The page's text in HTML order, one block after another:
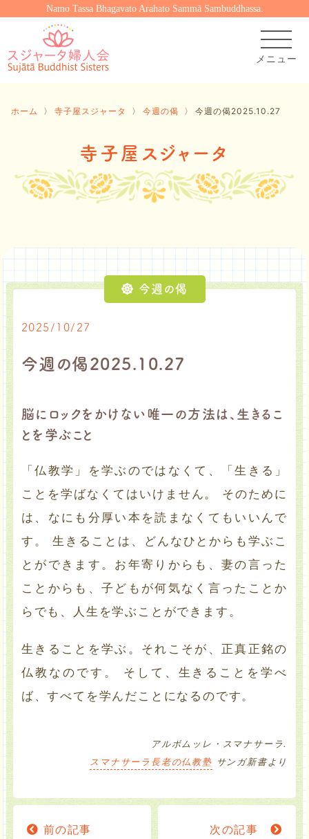
Namo Tassa Bhagavato Arahato Sammā Sambuddhassa.
ホーム 〉 寺子屋スジャータ 〉 今週の偈 〉 今週の偈2025.10.27
寺子屋スジャータ
2025/10/27
今週の偈
今週の偈2025.10.27
脳にロックをかけない唯一の方法は、生きるこ
とを学ぶこと
「仏教学」を学ぶのではなくて、「生きる」
ことを学ばなくてはいけません。 そのために
は、なにも分厚い本を読まなくてもいいんで
す。 生きることは、どんなひとからも学ぶこ
とができます。お年寄りからも、妻の言った
ことからも、子どもが何気なく言ったことか
らでも、人生を学ぶことができます。
生きることを学ぶ。それこそが、正真正銘の
仏教なのです。 そして、生きることを学べ
ば、すべてを学んだことになるのです。
アルボムッレ・スマナサーラ.
スマナサーラ長老の仏教塾 サンガ新書より
前の記事 次の記事